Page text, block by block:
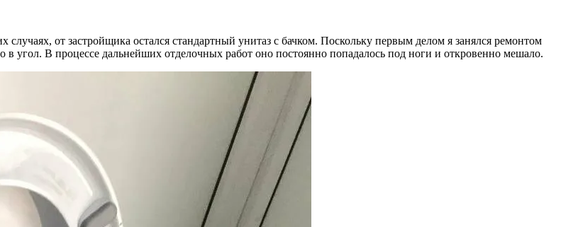
от застройщика остался стандартный унитаз с бачком. Поскольку первым делом я занялся ремонтом
в угол. В процессе дальнейших отделочных работ оно постоянно попадалось под ноги и откровенно мешало.